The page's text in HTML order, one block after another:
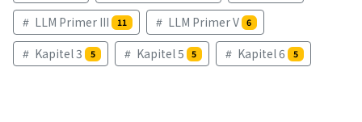
LLM Primer III 11 LLM Primer V 6
Kapitel 3 5 Kapitel 5 5 Kapitel 6 5